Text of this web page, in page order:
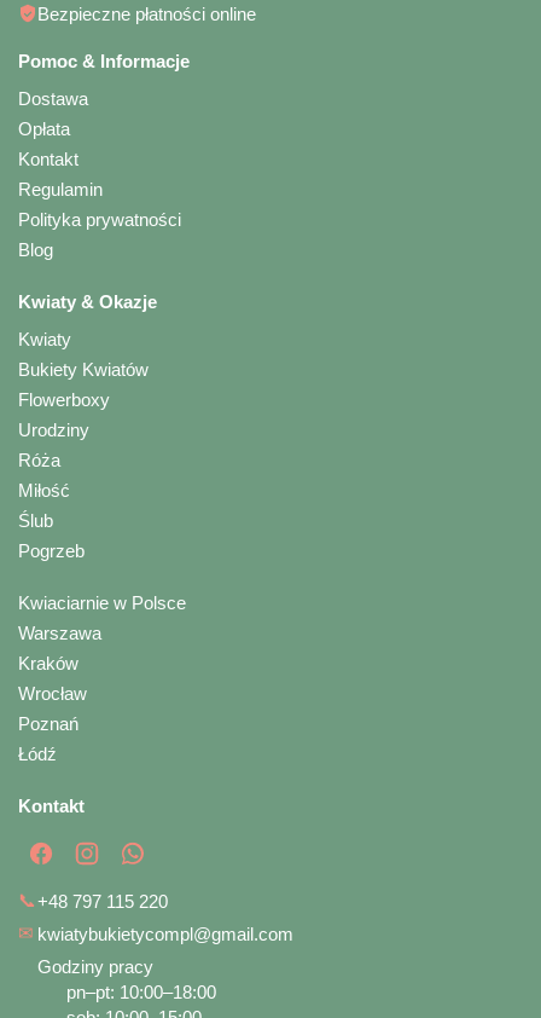
Bezpieczne płatności online
Pomoc & Informacje
Dostawa
Opłata
Kontakt
Regulamin
Polityka prywatności
Blog
Kwiaty & Okazje
Kwiaty
Bukiety Kwiatów
Flowerboxy
Urodziny
Róża
Miłość
Ślub
Pogrzeb
Kwiaciarnie w Polsce
Warszawa
Kraków
Wrocław
Poznań
Łódź
Kontakt
📞+48 797 115 220
✉ kwiatybukietycompl@gmail.com
Godziny pracy
pn–pt: 10:00–18:00